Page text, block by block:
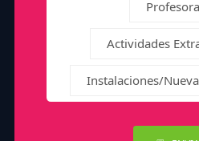
Actividades
Instalaciones/